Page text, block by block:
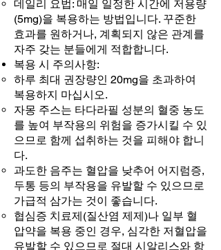
데일리 요법: 매일 일정한 시간에 저용량
(5mg)을 복용하는 방법입니다. 꾸준한
효과를 원하거나, 계획되지 않은 관계를
자주 갖는 분들에게 적합합니다.
복용 시 주의사항:
하루 최대 권장량인 20mg을 초과하여
복용하지 마십시오.
자몽 주스는 타다라필 성분의 혈중 농도
를 높여 부작용의 위험을 증가시킬 수 있
으므로 함께 섭취하는 것을 피해야 합니
다.
과도한 음주는 혈압을 낮추어 어지럼증,
두통 등의 부작용을 유발할 수 있으므로
가급적 삼가는 것이 좋습니다.
협심증 치료제(질산염 제제)나 일부 혈
압약을 복용 중인 경우, 심각한 저혈압을
유발할 수 있으므로 절대 시알리스와 함